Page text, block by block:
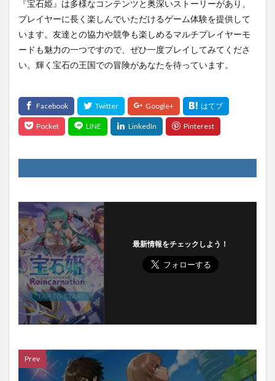
『宝石姫』は多様なコンテンツと奥深いストーリーがあり、
プレイヤーに長く楽しんでいただけるゲーム体験を提供して
います。友達との協力や競争も楽しめるマルチプレイヤーモ
ードも魅力の一つですので、ぜひ一度プレイしてみてくださ
い。輝く宝石の王国での冒険があなたを待っています。
最新情報をチェックしよう！
Prev